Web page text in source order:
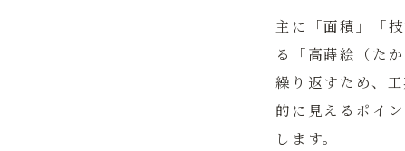
主に「面積」「
る「高蒔絵（た
繰り返すため、
的に見えるポイ
します。